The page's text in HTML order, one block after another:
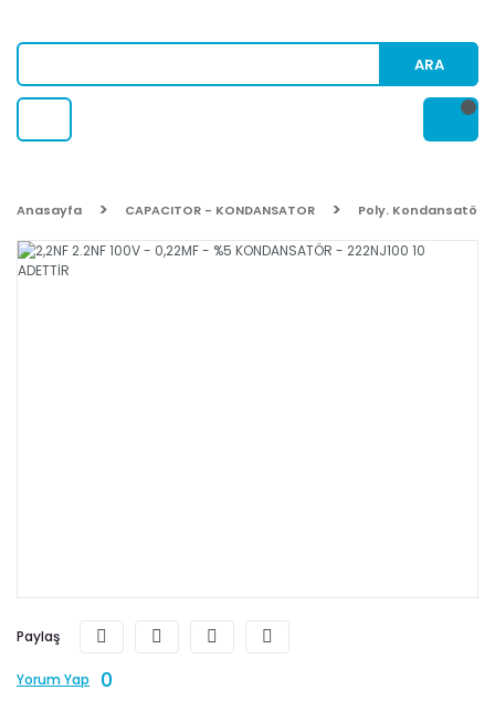
ARA
Anasayfa CAPACITOR - KONDANSATOR Poly. Kondansatör
Paylaş
Yorum Yap
0